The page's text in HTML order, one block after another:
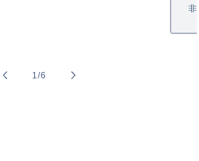
非
1/of
6